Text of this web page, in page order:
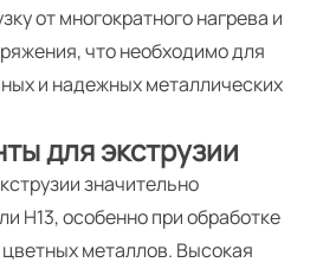
от многократного нагрева и
что необходимо для
и надежных металлических
для экструзии
значительно
H13, особенно при обработке
металлов. Высокая